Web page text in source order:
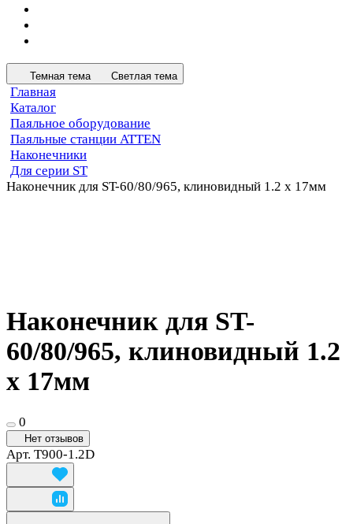
Темная тема Светлая тема
Главная
Каталог
Паяльное оборудование
Паяльные станции ATTEN
Наконечники
Для серии ST
Наконечник для ST-60/80/965, клиновидный 1.2 х 17мм
Наконечник для ST-
60/80/965, клиновидный 1.2
х 17мм
0
Нет отзывов
Арт. T900-1.2D